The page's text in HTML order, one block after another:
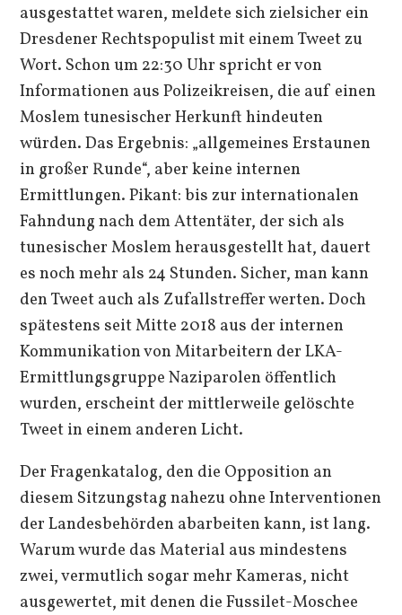
ausgestattet waren, meldete sich zielsicher ein
Dresdener Rechtspopulist mit einem Tweet zu
Wort. Schon um 22:30 Uhr spricht er von
Informationen aus Polizeikreisen, die auf einen
Moslem tunesischer Herkunft hindeuten
würden. Das Ergebnis: „allgemeines Erstaunen
in großer Runde“, aber keine internen
Ermittlungen. Pikant: bis zur internationalen
Fahndung nach dem Attentäter, der sich als
tunesischer Moslem herausgestellt hat, dauert
es noch mehr als 24 Stunden. Sicher, man kann
den Tweet auch als Zufallstreffer werten. Doch
spätestens seit Mitte 2018 aus der internen
Kommunikation von Mitarbeitern der LKA-
Ermittlungsgruppe Naziparolen öffentlich
wurden, erscheint der mittlerweile gelöschte
Tweet in einem anderen Licht.
Der Fragenkatalog, den die Opposition an
diesem Sitzungstag nahezu ohne Interventionen
der Landesbehörden abarbeiten kann, ist lang.
Warum wurde das Material aus mindestens
zwei, vermutlich sogar mehr Kameras, nicht
ausgewertet, mit denen die Fussilet-Moschee